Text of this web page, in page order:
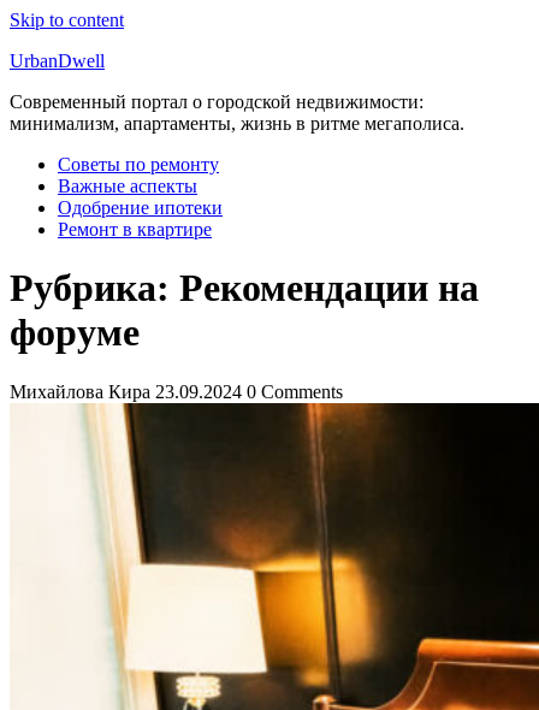
Skip to content
UrbanDwell
Современный портал о городской недвижимости:
минимализм, апартаменты, жизнь в ритме мегаполиса.
Советы по ремонту
Важные аспекты
Одобрение ипотеки
Ремонт в квартире
Рубрика: Рекомендации на
форуме
Михайлова Кира 23.09.2024 0 Comments